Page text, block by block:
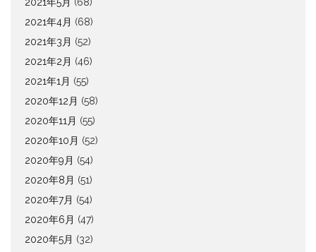
2021年4月 (68)
2021年3月 (52)
2021年2月 (46)
2021年1月 (55)
2020年12月 (58)
2020年11月 (55)
2020年10月 (52)
2020年9月 (54)
2020年8月 (51)
2020年7月 (54)
2020年6月 (47)
2020年5月 (32)